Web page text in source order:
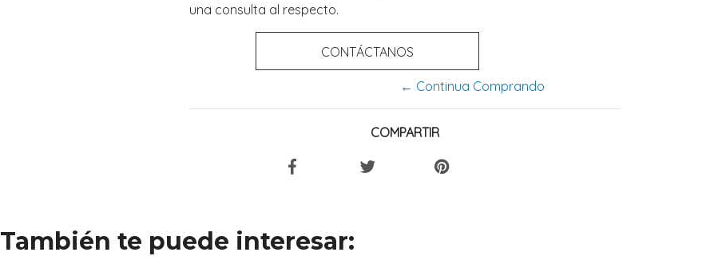
una consulta al respecto.
CONTÁCTANOS
← Continua Comprando
COMPARTIR
También te puede interesar: